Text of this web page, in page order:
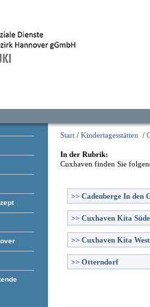
Start / Kindertagesstätten /
In der Rubrik:
Cuxhaven finden Sie
>> Cadenberge In den
>> Cuxhaven Kita
>> Cuxhaven Kita
>> Otterndorf